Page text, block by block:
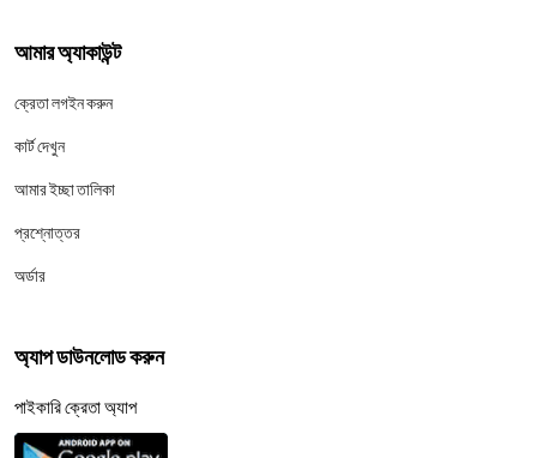
আমার অ্যাকাউন্ট
ক্রেতা লগইন করুন
কার্ট দেখুন
আমার ইচ্ছা তালিকা
প্রশ্নোত্তর
অর্ডার
অ্যাপ ডাউনলোড করুন
পাইকারি ক্রেতা অ্যাপ